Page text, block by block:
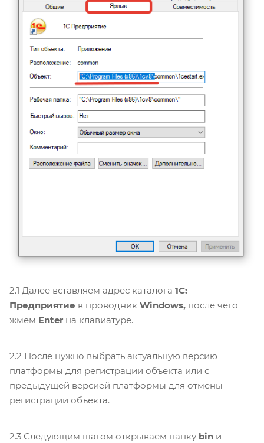
2.1 Далее вставляем адрес каталога 1С:
Предприятие в проводник Windows, после чего
жмем Enter на клавиатуре.
2.2 После нужно выбрать актуальную версию
платформы для регистрации объекта или с
предыдущей версией платформы для отмены
регистрации объекта.
2.3 Следующим шагом открываем папку bin и